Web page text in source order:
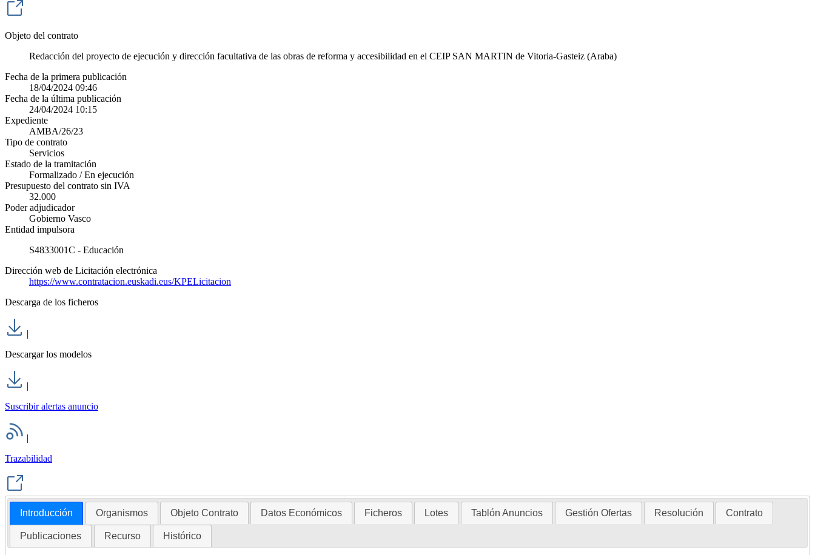
Objeto del contrato
Redacción del proyecto de ejecución y dirección facultativa de las obras de reforma y accesibilidad en el CEIP SAN MARTIN de Vitoria-Gasteiz (Araba)
Fecha de la primera publicación
18/04/2024 09:46
Fecha de la última publicación
24/04/2024 10:15
Expediente
AMBA/26/23
Tipo de contrato
Servicios
Estado de la tramitación
Formalizado / En ejecución
Presupuesto del contrato sin IVA
32.000
Poder adjudicador
Gobierno Vasco
Entidad impulsora
S4833001C - Educación
Dirección web de Licitación electrónica
https://www.contratacion.euskadi.eus/KPELicitacion
Descarga de los ficheros
|
Descargar los modelos
|
Suscribir alertas anuncio
|
Trazabilidad
Introducción Organismos Objeto Contrato Datos Económicos Ficheros Lotes Tablón Anuncios Gestión Ofertas Resolución Contrato
Publicaciones Recurso Histórico